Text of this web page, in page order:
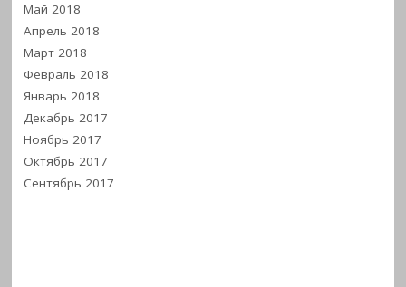
Май 2018
Апрель 2018
Март 2018
Февраль 2018
Январь 2018
Декабрь 2017
Ноябрь 2017
Октябрь 2017
Сентябрь 2017